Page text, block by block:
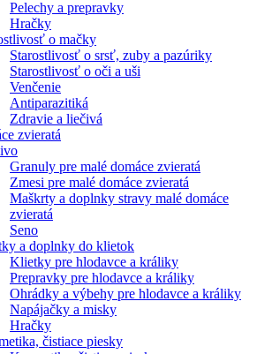
Pelechy a prepravky
Hračky
o mačky
Starostlivosť o srsť, zuby a pazúriky
Starostlivosť o oči a uši
Venčenie
Antiparazitiká
Zdravie a liečivá
zvieratá
Granuly pre malé domáce zvieratá
Zmesi pre malé domáce zvieratá
Maškrty a doplnky stravy malé domáce
zvieratá
Seno
a doplnky do klietok
Klietky pre hlodavce a králiky
Prepravky pre hlodavce a králiky
Ohrádky a výbehy pre hlodavce a králiky
Napájačky a misky
Hračky
čistiace piesky